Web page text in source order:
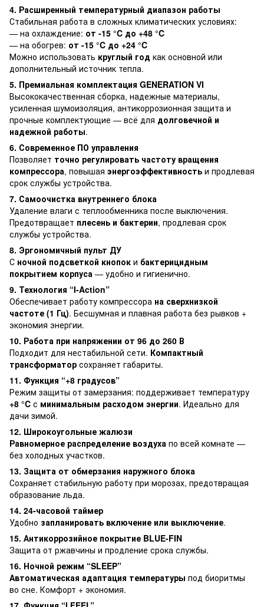
4. Расширенный температурный диапазон работы
Стабильная работа в сложных климатических условиях:
— на охлаждение: от -15 °C до +48 °C
— на обогрев: от -15 °C до +24 °C
Можно использовать круглый год как основной или
дополнительный источник тепла.
5. Премиальная комплектация GENERATION VI
Высококачественная сборка, надежные материалы,
усиленная шумоизоляция, антикоррозионная защита и
прочные комплектующие — всё для долговечной и
надежной работы.
6. Современное ПО управления
Позволяет точно регулировать частоту вращения
компрессора, повышая энергоэффективность и продлевая
срок службы устройства.
7. Самоочистка внутреннего блока
Удаление влаги с теплообменника после выключения.
Предотвращает плесень и бактерии, продлевая срок
службы устройства.
8. Эргономичный пульт ДУ
С ночной подсветкой кнопок и бактерицидным
покрытием корпуса — удобно и гигиенично.
9. Технология “I-Action”
Обеспечивает работу компрессора на сверхнизкой
частоте (1 Гц). Бесшумная и плавная работа без рывков +
экономия энергии.
10. Работа при напряжении от 96 до 260 В
Подходит для нестабильной сети. Компактный
трансформатор сохраняет габариты.
11. Функция “+8 градусов”
Режим защиты от замерзания: поддерживает температуру
+8 °C с минимальным расходом энергии. Идеально для
дачи зимой.
12. Широкоугольные жалюзи
Равномерное распределение воздуха по всей комнате —
без холодных участков.
13. Защита от обмерзания наружного блока
Сохраняет стабильную работу при морозах, предотвращая
образование льда.
14. 24-часовой таймер
Удобно запланировать включение или выключение.
15. Антикоррозийное покрытие BLUE-FIN
Защита от ржавчины и продление срока службы.
16. Ночной режим “SLEEP”
Автоматическая адаптация температуры под биоритмы
во сне. Комфорт + экономия.